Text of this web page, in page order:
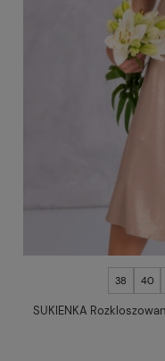
38 40
SUKIENKA